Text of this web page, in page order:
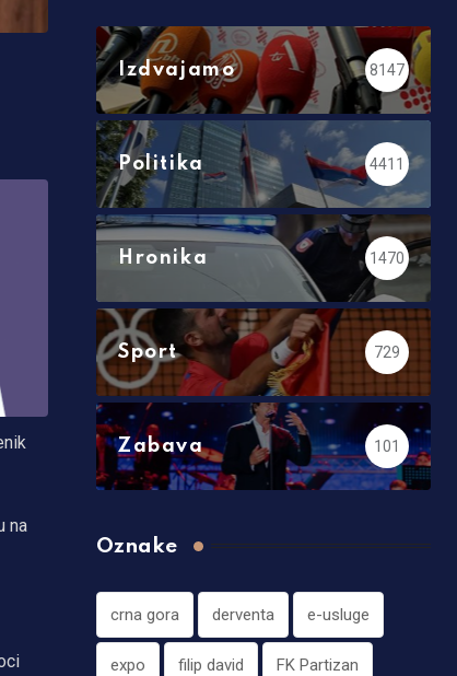
na
Izdvajamo 8147
Politika 4411
Hronika 1470
Sport 729
Zabava 101
Oznake
crna gora derventa e-usluge
expo filip david FK Partizan